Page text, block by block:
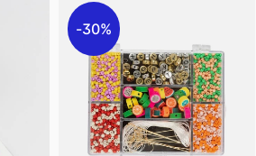
30%